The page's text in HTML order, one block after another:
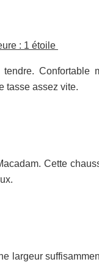
: 1 étoile
Confortable
tasse assez vite.
Cette
largeur